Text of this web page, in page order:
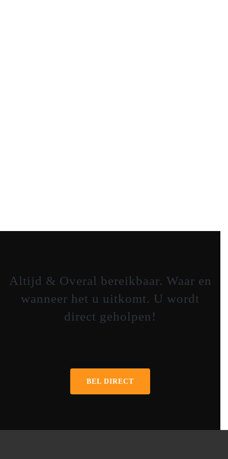
Altijd & Overal bereikbaar. Waar en
wanneer het u uitkomt. U wordt
direct geholpen!
BEL DIRECT